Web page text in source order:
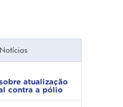
atualização
contra a pólio